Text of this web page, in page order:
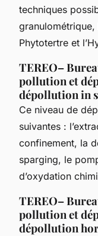
techniques
Phytotertre et
TEREO–
pollution et
dépollution in
Ce niveau de
suivantes :
confinement, la
sparging, le
d’oxydation
TEREO–
pollution et
dépollution